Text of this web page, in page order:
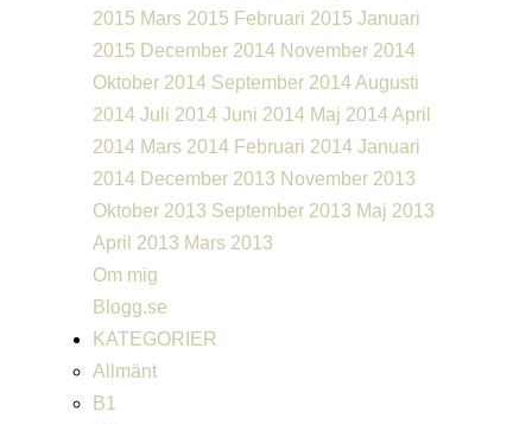
2015 Mars 2015 Februari 2015 Januari
2015 December 2014 November 2014
Oktober 2014 September 2014Augusti
2014 Juli 2014 Juni 2014 Maj 2014April
2014 Mars 2014 Februari 2014 Januari
2014 December 2013 November 2013
Oktober 2013 September 2013 Maj 2013
April 2013 Mars 2013
Om mig
Blogg.se
KATEGORIER
Allmänt
B1